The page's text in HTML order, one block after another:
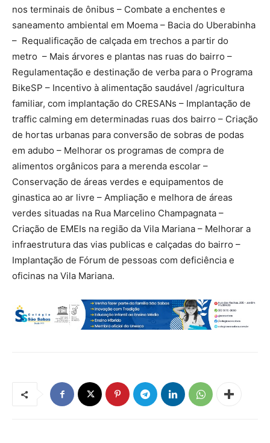
nos terminais de ônibus – Combate a enchentes e
saneamento ambiental em Moema – Bacia do Uberabinha
– Requalificação de calçada em trechos a partir do
metro – Mais árvores e plantas nas ruas do bairro –
Regulamentação e destinação de verba para o Programa
BikeSP – Incentivo à alimentação saudável /agricultura
familiar, com implantação do CRESANs – Implantação de
traffic calming em determinadas ruas dos bairro – Criação
de hortas urbanas para conversão de sobras de podas
em adubo – Melhorar os programas de compra de
alimentos orgânicos para a merenda escolar –
Conservação de áreas verdes e equipamentos de
ginastica ao ar livre – Ampliação e melhora de áreas
verdes situadas na Rua Marcelino Champagnata –
Criação de EMEIs na região da Vila Mariana – Melhorar a
infraestrutura das vias publicas e calçadas do bairro –
Implantação de Fórum de pessoas com deficiência e
oficinas na Vila Mariana.